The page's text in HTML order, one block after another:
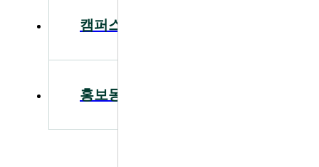
캠퍼스투어
홍보동영상